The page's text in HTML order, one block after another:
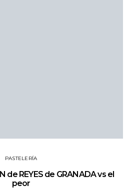
PASTELERÍA
de REYES de GRANADA vs el
peor